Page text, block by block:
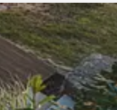
9 Stück (Größe B)
(optional erhältlich -
"Zubehör")
Größe A:
370 x 120 x 70 cm